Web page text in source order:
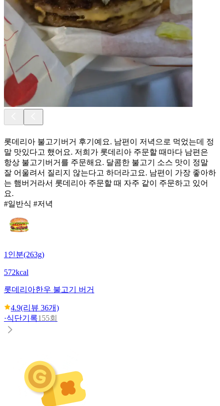
롯데리아 불고기버거 후기예요. 남편이 저녁으로 먹었는데 정
말 맛있다고 했어요. 저희가 롯데리아 주문할 때마다 남편은
항상 불고기버거를 주문해요. 달콤한 불고기 소스 맛이 정말
잘 어울려서 질리지 않는다고 하더라고요. 남편이 가장 좋아하
는 햄버거라서 롯데리아 주문할 때 자주 같이 주문하고 있어
요.
#일반식 #저녁
1인분(263g)
572kcal
롯데리아한우 불고기 버거
4.9(리뷰 36개)
·식단기록155회